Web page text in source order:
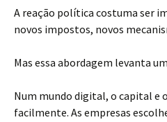
A reação política costuma ser
novos impostos, novos
Mas essa abordagem levanta
Num mundo digital, o capital e
facilmente. As empresas